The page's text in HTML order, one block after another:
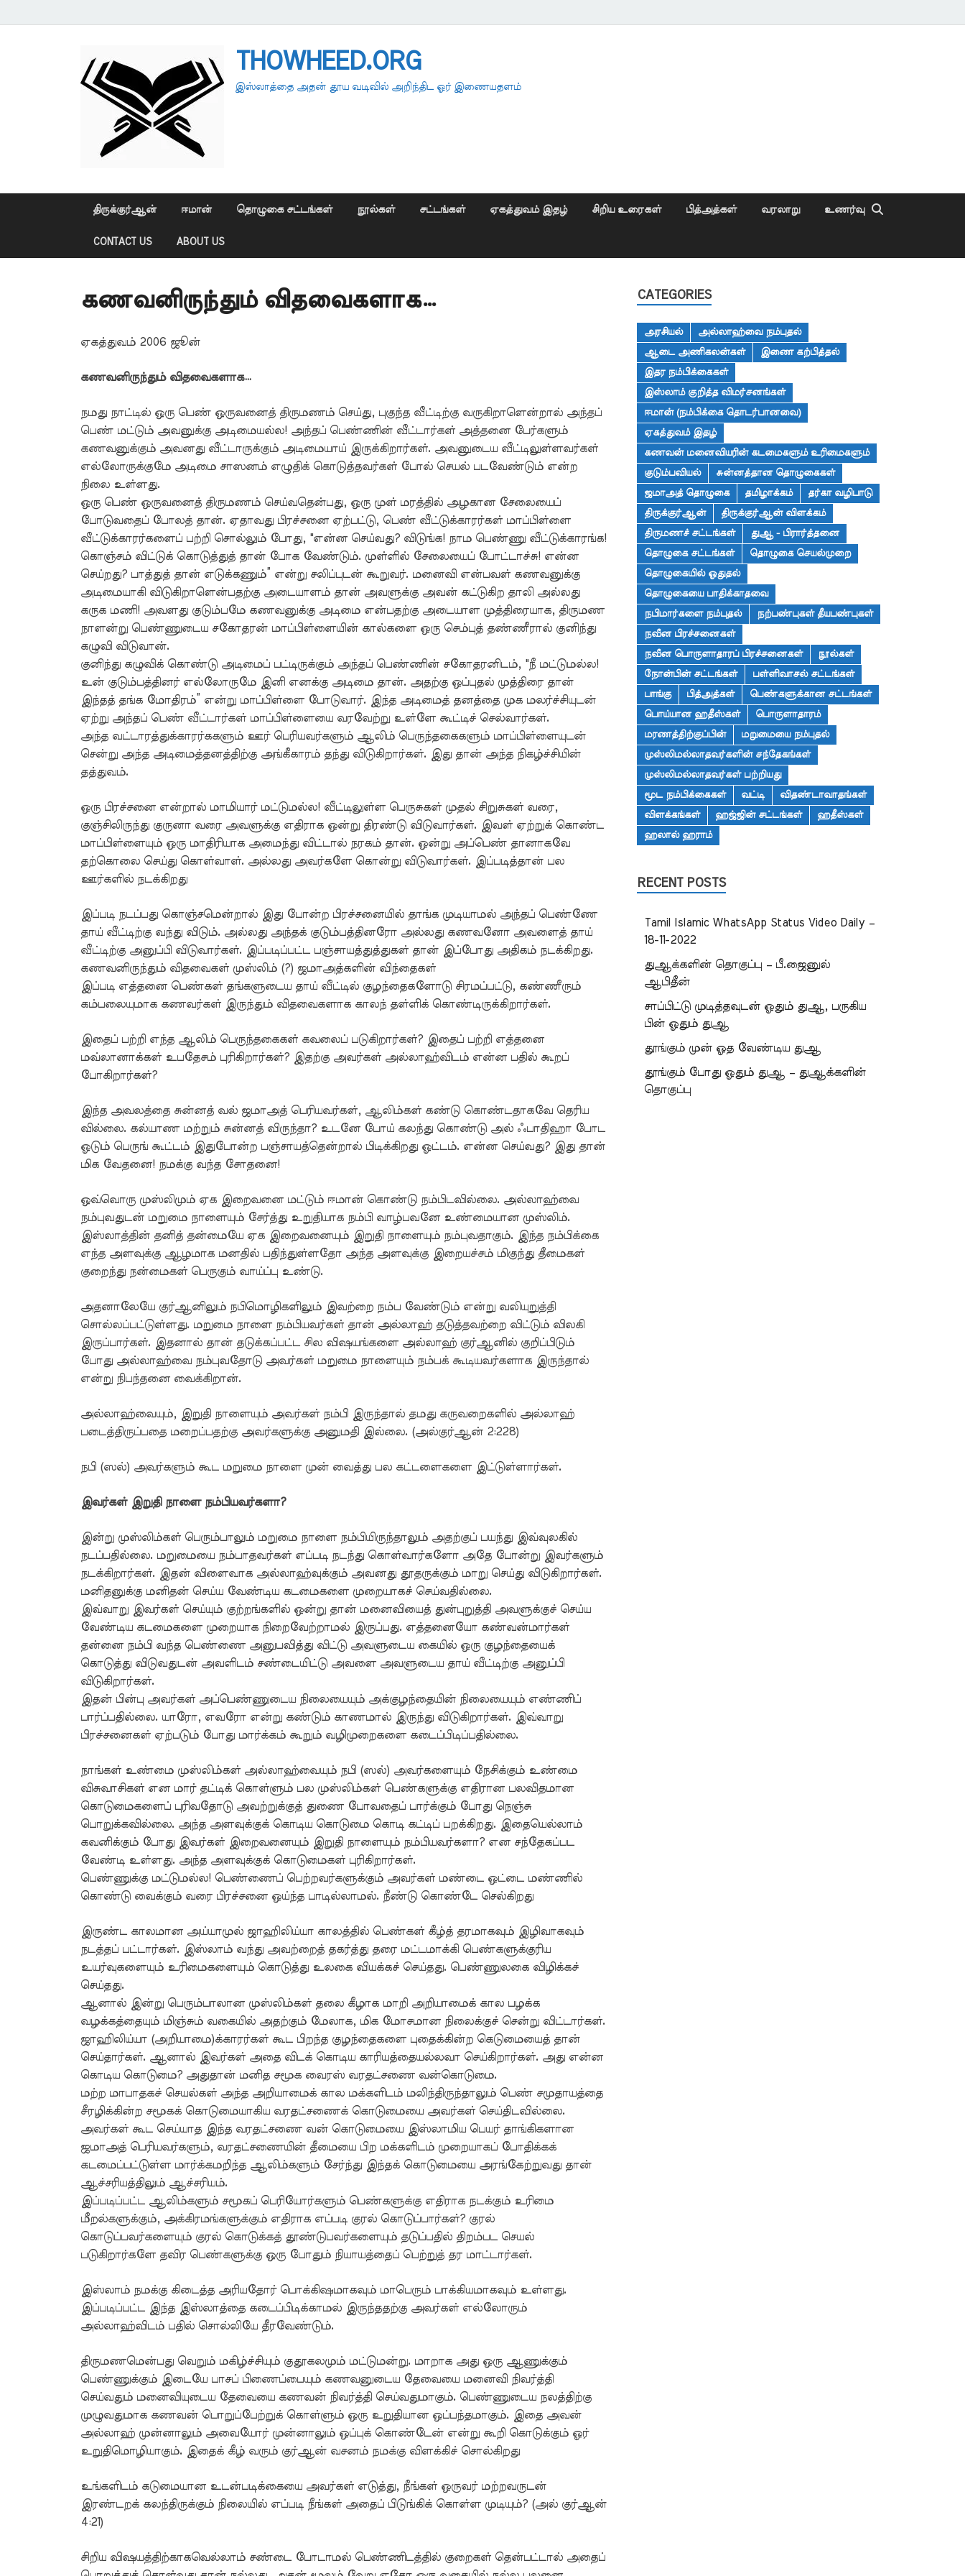
THOWHEED.ORG
இஸ்லாத்தை அதன் தூய வடிவில் அறிந்திட ஓர் இணையதளம்
திருக்குர்ஆன் ஈமான் தொழுகை சட்டங்கள் நூல்கள் சட்டங்கள் ஏகத்துவம் இதழ் சிறிய உரைகள் பித்அத்கள் வரலாறு உணர்வு
CONTACT US ABOUT US
கணவனிருந்தும் விதவைகளாக…
ஏகத்துவம் 2006 ஜூன்
கணவனிருந்தும் விதவைகளாக…
நமது நாட்டில் ஒரு பெண் ஒருவனைத் திருமணம் செய்து, புகுந்த வீட்டிற்கு வருகிறாளென்றால் அந்தப்
பெண் மட்டும் அவனுக்கு அடிமையல்ல! அந்தப் பெண்ணின் வீட்டார்கள் அத்தனை பேர்களும்
கணவனுக்கும் அவனது வீட்டாருக்கும் அடிமையாய் இருக்கிறார்கள். அவனுடைய வீட்டிலுள்ளவர்கள்
எல்லோருக்குமே அடிமை சாஸனம் எழுதிக் கொடுத்தவர்கள் போல் செயல் படவேண்டும் என்ற
நிலை உள்ளது.
ஒரு பெண் ஒருவனைத் திருமணம் செய்வதென்பது, ஒரு முள் மரத்தில் அழகான சேலையைப்
போடுவதைப் போலத் தான். ஏதாவது பிரச்சனை ஏற்பட்டு, பெண் வீட்டுக்காரர்கள் மாப்பிள்ளை
வீட்டுக்காரர்களைப் பற்றி சொல்லும் போது, "என்ன செய்வது? விடுங்க! நாம பெண்ணு வீட்டுக்காரங்க!
கொஞ்சம் விட்டுக் கொடுத்துத் தான் போக வேண்டும். முள்ளில் சேலையைப் போட்டாச்சு! என்ன
செய்றது? பாத்துத் தான் எடுக்கணும்” என்று சலிப்புடன் கூறுவர். மனைவி என்பவள் கணவனுக்கு
அடிமையாகி விடுகிறாளென்பதற்கு அடையாளம் தான் அவளுக்கு அவன் கட்டுகிற தாலி அல்லது
கருக மணி! அவளது குடும்பமே கணவனுக்கு அடிமை என்பதற்கு அடையாள முத்திரையாக, திருமண
நாளன்று பெண்ணுடைய சகோதரன் மாப்பிள்ளையின் கால்களை ஒரு செம்புத் தண்ணீரால் குனிந்து
கழுவி விடுவான்.
குனிந்து கழுவிக் கொண்டு அடிமைப் பட்டிருக்கும் அந்தப் பெண்ணின் சகோதரனிடம், "நீ மட்டுமல்ல!
உன் குடும்பத்தினர் எல்லோருமே இனி எனக்கு அடிமை தான். அதற்கு ஒப்புதல் முத்திரை தான்
இந்தத் தங்க மோதிரம்” என்று மாப்பிள்ளை போடுவார். இந்த அடிமைத் தனத்தை முக மலர்ச்சியுடன்
ஏற்று அந்தப் பெண் வீட்டார்கள் மாப்பிள்ளையை வரவேற்று உள்ளே கூட்டிச் செல்வார்கள்.
அந்த வட்டாரத்துக்காரர்ககளும் ஊர் பெரியவர்களும் ஆலிம் பெருந்தகைகளும் மாப்பிள்ளையுடன்
சென்று அந்த அடிமைத்தனத்திற்கு அங்கீகாரம் தந்து விடுகிறார்கள். இது தான் அந்த நிகழ்ச்சியின்
தத்துவம்.
ஒரு பிரச்சனை என்றால் மாமியார் மட்டுமல்ல! வீட்டிலுள்ள பெருசுகள் முதல் சிறுசுகள் வரை,
குஞ்சிலிருந்து குருனா வரை அவளுக்கு எதிராக ஒன்று திரண்டு விடுவார்கள். இவள் ஏற்றுக் கொண்ட
மாப்பிள்ளையும் ஒரு மாதிரியாக அமைந்து விட்டால் நரகம் தான். ஒன்று அப்பெண் தானாகவே
தற்கொலை செய்து கொள்வாள். அல்லது அவர்களே கொன்று விடுவார்கள். இப்படித்தான் பல
ஊர்களில் நடக்கிறது
இப்படி நடப்பது கொஞ்சமென்றால் இது போன்ற பிரச்சனையில் தாங்க முடியாமல் அந்தப் பெண்ணே
தாய் வீட்டிற்கு வந்து விடும். அல்லது அந்தக் குடும்பத்தினரோ அல்லது கணவனோ அவளைத் தாய்
வீட்டிற்கு அனுப்பி விடுவார்கள். இப்படிப்பட்ட பஞ்சாயத்துத்துகள் தான் இப்போது அதிகம் நடக்கிறது.
கணவனிருந்தும் விதவைகள் முஸ்லிம் (?) ஜமாஅத்களின் விந்தைகள்
இப்படி எத்தனை பெண்கள் தங்களுடைய தாய் வீட்டில் குழந்தைகளோடு சிரமப்பட்டு, கண்ணீரும்
கம்பலையுமாக கணவர்கள் இருந்தும் விதவைகளாக காலந் தள்ளிக் கொண்டிருக்கிறார்கள்.
இதைப் பற்றி எந்த ஆலிம் பெருந்தகைகள் கவலைப் படுகிறார்கள்? இதைப் பற்றி எத்தனை
மவ்லானாக்கள் உபதேசம் புரிகிறார்கள்? இதற்கு அவர்கள் அல்லாஹ்விடம் என்ன பதில் கூறப்
போகிறார்கள்?
இந்த அவலத்தை சுன்னத் வல் ஜமாஅத் பெரியவர்கள், ஆலிம்கள் கண்டு கொண்டதாகவே தெரிய
வில்லை. கல்யாண மற்றும் சுன்னத் விருந்தா? உடனே போய் கலந்து கொண்டு அல் ஃபாதிஹா போட
ஓடும் பெருங் கூட்டம் இதுபோன்ற பஞ்சாயத்தென்றால் பிடிக்கிறது ஓட்டம். என்ன செய்வது? இது தான்
மிக வேதனை! நமக்கு வந்த சோதனை!
ஒவ்வொரு முஸ்லிமும் ஏக இறைவனை மட்டும் ஈமான் கொண்டு நம்பிடவில்லை. அல்லாஹ்வை
நம்புவதுடன் மறுமை நாளையும் சேர்த்து உறுதியாக நம்பி வாழ்பவனே உண்மையான முஸ்லிம்.
இஸ்லாத்தின் தனித் தன்மையே ஏக இறைவனையும் இறுதி நாளையும் நம்புவதாகும். இந்த நம்பிக்கை
எந்த அளவுக்கு ஆழமாக மனதில் பதிந்துள்ளதோ அந்த அளவுக்கு இறையச்சம் மிகுந்து தீமைகள்
குறைந்து நன்மைகள் பெருகும் வாய்ப்பு உண்டு.
அதனாலேயே குர்ஆனிலும் நபிமொழிகளிலும் இவற்றை நம்ப வேண்டும் என்று வலியுறுத்தி
சொல்லப்பட்டுள்ளது. மறுமை நாளை நம்பியவர்கள் தான் அல்லாஹ் தடுத்தவற்றை விட்டும் விலகி
இருப்பார்கள். இதனால் தான் தடுக்கப்பட்ட சில விஷயங்களை அல்லாஹ் குர்ஆனில் குறிப்பிடும்
போது அல்லாஹ்வை நம்புவதோடு அவர்கள் மறுமை நாளையும் நம்பக் கூடியவர்களாக இருந்தால்
என்று நிபந்தனை வைக்கிறான்.
அல்லாஹ்வையும், இறுதி நாளையும் அவர்கள் நம்பி இருந்தால் தமது கருவறைகளில் அல்லாஹ்
படைத்திருப்பதை மறைப்பதற்கு அவர்களுக்கு அனுமதி இல்லை. (அல்குர்ஆன் 2:228)
நபி (ஸல்) அவர்களும் கூட மறுமை நாளை முன் வைத்து பல கட்டளைகளை இட்டுள்ளார்கள்.
இவர்கள் இறுதி நாளை நம்பியவர்களா?
இன்று முஸ்லிம்கள் பெரும்பாலும் மறுமை நாளை நம்பியிருந்தாலும் அதற்குப் பயந்து இவ்வுலகில்
நடப்பதில்லை. மறுமையை நம்பாதவர்கள் எப்படி நடந்து கொள்வார்களோ அதே போன்று இவர்களும்
நடக்கிறார்கள். இதன் விளைவாக அல்லாஹ்வுக்கும் அவனது தூதருக்கும் மாறு செய்து விடுகிறார்கள்.
மனிதனுக்கு மனிதன் செய்ய வேண்டிய கடமைகளை முறையாகச் செய்வதில்லை.
இவ்வாறு இவர்கள் செய்யும் குற்றங்களில் ஒன்று தான் மனைவியைத் துன்புறுத்தி அவளுக்குச் செய்ய
வேண்டிய கடமைகளை முறையாக நிறைவேற்றாமல் இருப்பது. எத்தனையோ கண்வன்மார்கள்
தன்னை நம்பி வந்த பெண்ணை அனுபவித்து விட்டு அவளுடைய கையில் ஒரு குழந்தையைக்
கொடுத்து விடுவதுடன் அவளிடம் சண்டையிட்டு அவளை அவளுடைய தாய் வீட்டிற்கு அனுப்பி
விடுகிறார்கள்.
இதன் பின்பு அவர்கள் அப்பெண்ணுடைய நிலையையும் அக்குழந்தையின் நிலையையும் எண்ணிப்
பார்ப்பதில்லை. யாரோ, எவரோ என்று கண்டும் காணமால் இருந்து விடுகிறார்கள். இவ்வாறு
பிரச்சனைகள் ஏற்படும் போது மார்க்கம் கூறும் வழிமுறைகளை கடைப்பிடிப்பதில்லை.
நாங்கள் உண்மை முஸ்லிம்கள் அல்லாஹ்வையும் நபி (ஸல்) அவர்களையும் நேசிக்கும் உண்மை
விசுவாசிகள் என மார் தட்டிக் கொள்ளும் பல முஸ்லிம்கள் பெண்களுக்கு எதிரான பலவிதமான
கொடுமைகளைப் புரிவதோடு அவற்றுக்குத் துணை போவதைப் பார்க்கும் போது நெஞ்சு
பொறுக்கவில்லை. அந்த அளவுக்குக் கொடிய கொடுமை கொடி கட்டிப் பறக்கிறது. இதையெல்லாம்
கவனிக்கும் போது இவர்கள் இறைவனையும் இறுதி நாளையும் நம்பியவர்களா? என சந்தேகப்பட
வேண்டி உள்ளது. அந்த அளவுக்குக் கொடுமைகள் புரிகிறார்கள்.
பெண்ணுக்கு மட்டுமல்ல! பெண்ணைப் பெற்றவர்களுக்கும் அவர்கள் மண்டை ஒட்டை மண்ணில்
கொண்டு வைக்கும் வரை பிரச்சனை ஒய்ந்த பாடில்லாமல். நீண்டு கொண்டே செல்கிறது
இருண்ட காலமான அய்யாமுல் ஜாஹிலிய்யா காலத்தில் பெண்கள் கீழ்த் தரமாகவும் இழிவாகவும்
நடத்தப் பட்டார்கள். இஸ்லாம் வந்து அவற்றைத் தகர்த்து தரை மட்டமாக்கி பெண்களுக்குரிய
உயர்வுகளையும் உரிமைகளையும் கொடுத்து உலகை வியக்கச் செய்தது. பெண்ணுலகை விழிக்கச்
செய்தது.
ஆனால் இன்று பெரும்பாலான முஸ்லிம்கள் தலை கீழாக மாறி அறியாமைக் கால பழக்க
வழக்கத்தையும் மிஞ்சும் வகையில் அதற்கும் மேலாக, மிக மோசமான நிலைக்குச் சென்று விட்டார்கள்.
ஜாஹிலிய்யா (அறியாமை)க்காரர்கள் கூட பிறந்த குழந்தைகளை புதைக்கின்ற கெடுமையைத் தான்
செய்தார்கள். ஆனால் இவர்கள் அதை விடக் கொடிய காரியத்தையல்லவா செய்கிறார்கள். அது என்ன
கொடிய கொடுமை? அதுதான் மனித சமூக வைரஸ் வரதட்சணை வன்கொடுமை.
மற்ற மாபாதகச் செயல்கள் அந்த அறியாமைக் கால மக்களிடம் மலிந்திருந்தாலும் பெண் சமுதாயத்தை
சீரழிக்கின்ற சமூகக் கொடுமையாகிய வரதட்சணைக் கொடுமையை அவர்கள் செய்திடவில்லை.
அவர்கள் கூட செய்யாத இந்த வரதட்சணை வன் கொடுமையை இஸ்லாமிய பெயர் தாங்கிகளான
ஜமாஅத் பெரியவர்களும், வரதட்சணையின் தீமையை பிற மக்களிடம் முறையாகப் போதிக்கக்
கடமைப்பட்டுள்ள மார்க்கமறிந்த ஆலிம்களும் சேர்ந்து இந்தக் கொடுமையை அரங்கேற்றுவது தான்
ஆச்சரியத்திலும் ஆச்சரியம்.
இப்படிப்பட்ட ஆலிம்களும் சமூகப் பெரியோர்களும் பெண்களுக்கு எதிராக நடக்கும் உரிமை
மீறல்களுக்கும், அக்கிரமங்களுக்கும் எதிராக எப்படி குரல் கொடுப்பார்கள்? குரல்
கொடுப்பவர்களையும் குரல் கொடுக்கத் தூண்டுபவர்களையும் தடுப்பதில் திறம்பட செயல்
படுகிறார்களே தவிர பெண்களுக்கு ஒரு போதும் நியாயத்தைப் பெற்றுத் தர மாட்டார்கள்.
இஸ்லாம் நமக்கு கிடைத்த அரியதோர் பொக்கிஷமாகவும் மாபெரும் பாக்கியமாகவும் உள்ளது.
இப்படிப்பட்ட இந்த இஸ்லாத்தை கடைப்பிடிக்காமல் இருந்ததற்கு அவர்கள் எல்லோரும்
அல்லாஹ்விடம் பதில் சொல்லியே தீரவேண்டும்.
திருமணமென்பது வெறும் மகிழ்ச்சியும் குதூகலமும் மட்டுமன்று. மாறாக அது ஒரு ஆணுக்கும்
பெண்ணுக்கும் இடையே பாசப் பிணைப்பையும் கணவனுடைய தேவையை மனைவி நிவர்த்தி
செய்வதும் மனைவியுடைய தேவையை கணவன் நிவர்த்தி செய்வதுமாகும். பெண்ணுடைய நலத்திற்கு
முழுவதுமாக கணவன் பொறுப்பேற்றுக் கொள்ளும் ஒரு உறுதியான ஒப்பந்தமாகும். இதை அவன்
அல்லாஹ் முன்னாலும் அவையோர் முன்னாலும் ஒப்புக் கொண்டேன் என்று கூறி கொடுக்கும் ஓர்
உறுதிமொழியாகும். இதைக் கீழ் வரும் குர்ஆன் வசனம் நமக்கு விளக்கிச் சொல்கிறது
உங்களிடம் கடுமையான உடன்படிக்கையை அவர்கள் எடுத்து, நீங்கள் ஒருவர் மற்றவருடன்
இரண்டறக் கலந்திருக்கும் நிலையில் எப்படி நீங்கள் அதைப் பிடுங்கிக் கொள்ள முடியும்? (அல் குர்ஆன்
4:21)
சிறிய விஷயத்திற்காகவெல்லாம் சண்டை போடாமல் பெண்ணிடத்தில் குறைகள் தென்பட்டால் அதைப்
CATEGORIES
அரசியல்
அல்லாஹ்வை நம்புதல்
ஆடை அணிகலன்கள்
இணை கற்பித்தல்
இதர நம்பிக்கைகள்
இஸ்லாம் குறித்த விமர்சனங்கள்
ஈமான் (நம்பிக்கை தொடர்பானவை)
ஏகத்துவம் இதழ்
கணவன் மனைவியரின் கடமைகளும் உரிமைகளும்
குடும்பவியல்
சுன்னத்தான தொழுகைகள்
ஜமாஅத் தொழுகை
தமிழாக்கம்
தர்கா வழிபாடு
திருக்குர்ஆன்
திருக்குர்ஆன் விளக்கம்
திருமணச் சட்டங்கள்
துஆ - பிரார்த்தனை
தொழுகை சட்டங்கள்
தொழுகை செயல்முறை
தொழுகையில் ஓதுதல்
தொழுகையை பாதிக்காதவை
நபிமார்களை நம்புதல்
நற்பண்புகள் தீயபண்புகள்
நவீன பிரச்சனைகள்
நவீன பொருளாதாரப் பிரச்சனைகள்
நூல்கள்
நோன்பின் சட்டங்கள்
பள்ளிவாசல் சட்டங்கள்
பாங்கு
பித்அத்கள்
பெண்களுக்கான சட்டங்கள்
பொய்யான ஹதீஸ்கள்
பொருளாதாரம்
மரணத்திற்குப்பின்
மறுமையை நம்புதல்
முஸ்லிமல்லாதவர்களின் சந்தேகங்கள்
முஸ்லிமல்லாதவர்கள் பற்றியது
மூட நம்பிக்கைகள்
வட்டி
விதண்டாவாதங்கள்
விளக்கங்கள்
ஹஜ்ஜின் சட்டங்கள்
ஹதீஸ்கள்
ஹலால் ஹராம்
RECENT POSTS
Tamil Islamic WhatsApp Status Video Daily –
18-11-2022
துஆக்களின் தொகுப்பு – பீ.ஜைனுல்
ஆபிதீன்
சாப்பிட்டு முடித்தவுடன் ஓதும் துஆ, பருகிய
பின் ஓதும் துஆ
தூங்கும் முன் ஓத வேண்டிய துஆ
தூங்கும் போது ஓதும் துஆ – துஆக்களின்
தொகுப்பு